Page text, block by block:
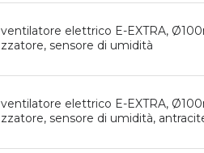
ventilatore elettrico E-EXTRA,
zzatore, sensore di umidità
ventilatore elettrico E-EXTRA,
zzatore, sensore di umidità,